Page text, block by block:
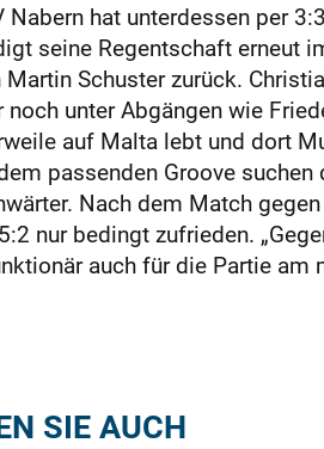
Nabern hat unterdessen per
seine Regentschaft erneut
Martin Schuster zurück.
noch unter Abgängen wie
auf Malta lebt und dort
passenden Groove
Nach dem Match
nur bedingt zufrieden.
auch für die Partie am
SIE AUCH